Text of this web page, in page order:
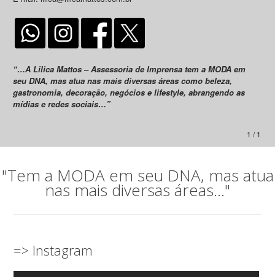
“…A Lilica Mattos – Assessoria de Imprensa tem a MODA em
seu DNA, mas atua nas mais diversas áreas como beleza,
gastronomia, decoração, negócios e lifestyle, abrangendo as
mídias e redes sociais…”
1 / 1
"Tem a MODA em seu DNA, mas atua
nas mais diversas áreas..."
=> Instagram